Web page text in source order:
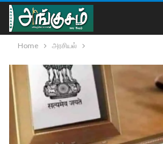
Home அரசியல்